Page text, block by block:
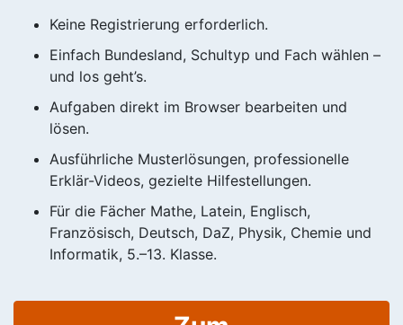
Keine Registrierung erforderlich.
Einfach Bundesland, Schultyp und Fach wählen –
und los geht’s.
Aufgaben direkt im Browser bearbeiten und
lösen.
Ausführliche Musterlösungen, professionelle
Erklär-Videos, gezielte Hilfestellungen.
Für die Fächer Mathe, Latein, Englisch,
Französisch, Deutsch, DaZ, Physik, Chemie und
Informatik, 5.–13. Klasse.